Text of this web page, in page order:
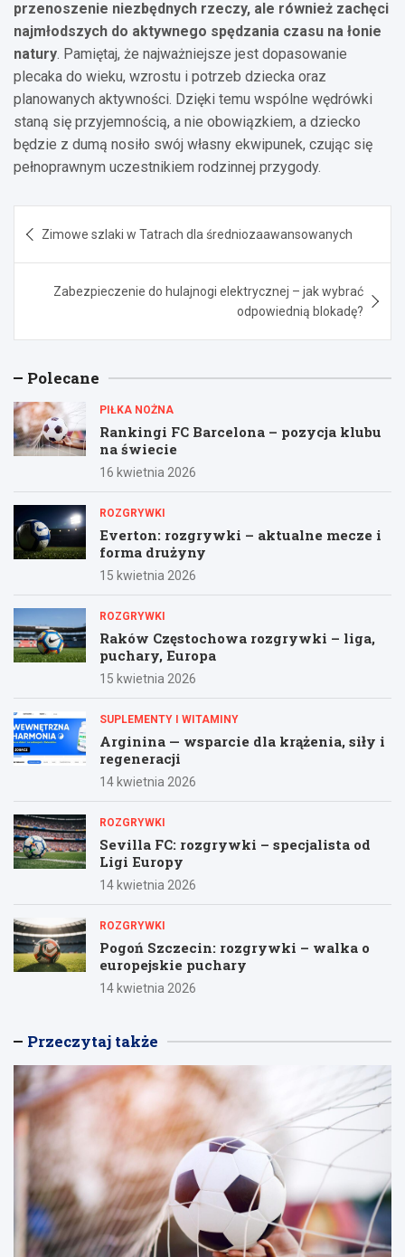
przenoszenie niezbędnych rzeczy, ale również zachęci
najmłodszych do aktywnego spędzania czasu na łonie
natury. Pamiętaj, że najważniejsze jest dopasowanie
plecaka do wieku, wzrostu i potrzeb dziecka oraz
planowanych aktywności. Dzięki temu wspólne wędrówki
staną się przyjemnością, a nie obowiązkiem, a dziecko
będzie z dumą nosiło swój własny ekwipunek, czując się
pełnoprawnym uczestnikiem rodzinnej przygody.
wpisu
Zimowe szlaki w Tatrach dla średniozaawansowanych
Zabezpieczenie do hulajnogi elektrycznej – jak wybrać
odpowiednią blokadę?
Polecane
PIŁKA NOŻNA
Rankingi FC Barcelona – pozycja klubu
na świecie
16 kwietnia 2026
ROZGRYWKI
Everton: rozgrywki – aktualne mecze i
forma drużyny
15 kwietnia 2026
ROZGRYWKI
Raków Częstochowa rozgrywki – liga,
puchary, Europa
15 kwietnia 2026
SUPLEMENTY I WITAMINY
Arginina — wsparcie dla krążenia, siły i
regeneracji
14 kwietnia 2026
ROZGRYWKI
Sevilla FC: rozgrywki – specjalista od
Ligi Europy
14 kwietnia 2026
ROZGRYWKI
Pogoń Szczecin: rozgrywki – walka o
europejskie puchary
14 kwietnia 2026
Przeczytaj także